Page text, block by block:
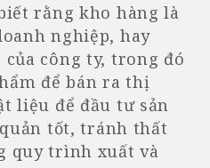
rằng kho hàng là
nghiệp, hay
công ty, trong đó
để bán ra thị
liệu để đầu tư sản
quản tốt, tránh thất
quy trình xuất và